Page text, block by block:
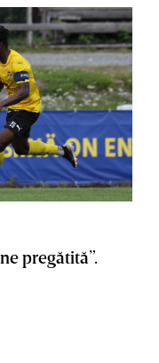
pregătită”.